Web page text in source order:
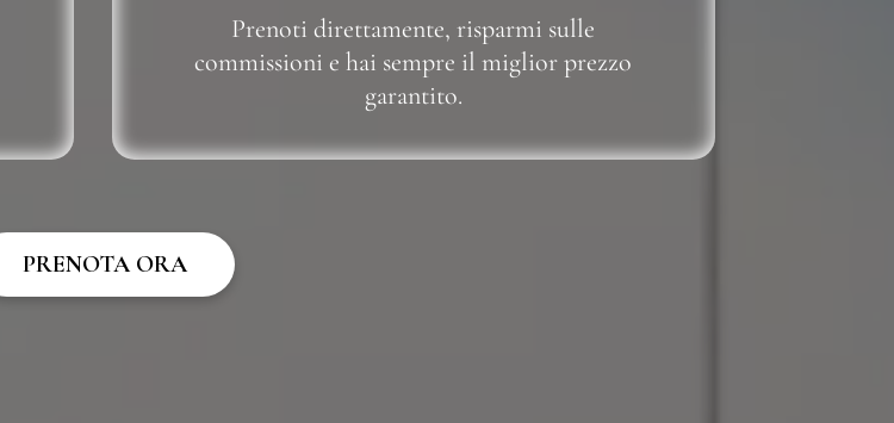
Prenoti direttamente, risparmi sulle
commissioni e hai sempre il miglior prezzo
garantito.
PRENOTA ORA